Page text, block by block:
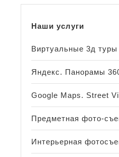
Наши услуги
Виртуальные 3д туры
Яндекс. Панорамы
Google Maps. Street
Предметная фото-
Интерьерная